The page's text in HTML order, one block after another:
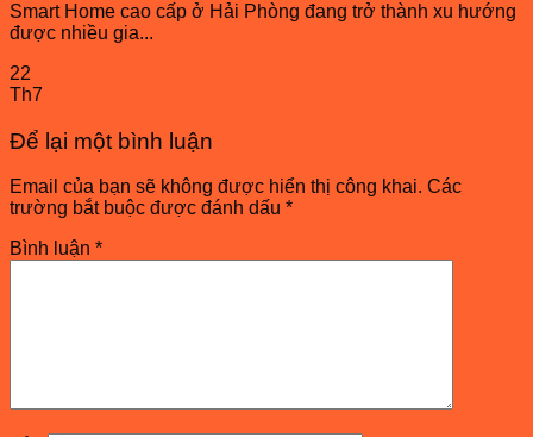
Smart Home cao cấp ở Hải Phòng đang trở thành xu hướng
được nhiều gia...
22
Th7
Để lại một bình luận
Email của bạn sẽ không được hiển thị công khai. Các
trường bắt buộc được đánh dấu *
Bình luận *